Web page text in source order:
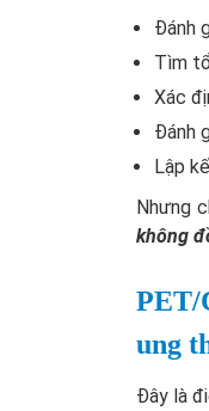
Đánh
Tìm
Xác
Đánh
Lập
Nhưng
không
PET/
ung
Đây là